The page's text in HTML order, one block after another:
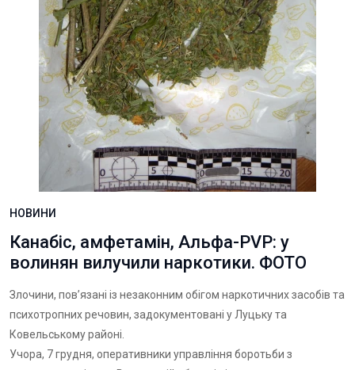
НОВИНИ
Канабіс, амфетамін, Альфа-PVP: у
волинян вилучили наркотики. ФОТО
Злочини, пов’язані із незаконним обігом наркотичних засобів та
психотропних речовин, задокументовані у Луцьку та
Ковельському районі.
Учора, 7 грудня, оперативники управління боротьби з